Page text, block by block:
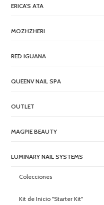
ERICA'S ATA
MOZHZHERI
RED IGUANA
QUEENV NAIL SPA
OUTLET
MAGPIE BEAUTY
LUMINARY NAIL SYSTEMS
Colecciones
Kit de Inicio "Starter Kit"